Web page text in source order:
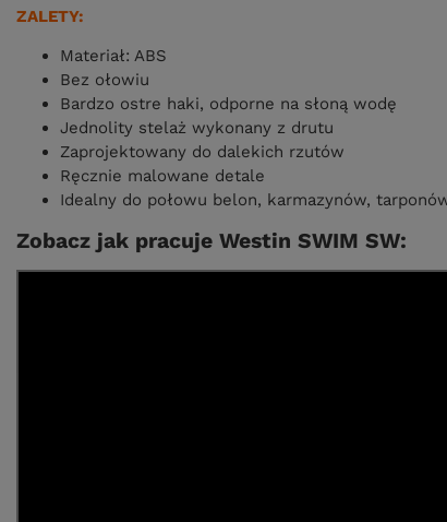
ZALETY:
Materiał: ABS
Bez ołowiu
Bardzo ostre haki, odporne na słoną wodę
Jednolity stelaż wykonany z drutu
Zaprojektowany do dalekich rzutów
Ręcznie malowane detale
Idealny do połowu belon, karmazynów,
Zobacz jak pracuje Westin SWIM SW: